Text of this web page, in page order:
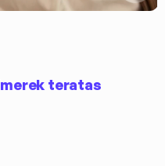
merek teratas